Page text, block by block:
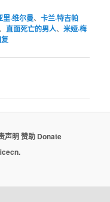
里·维尔曼、卡兰·特吉帕
、直面死亡的男人、米娅·梅
声明赞助 Donate